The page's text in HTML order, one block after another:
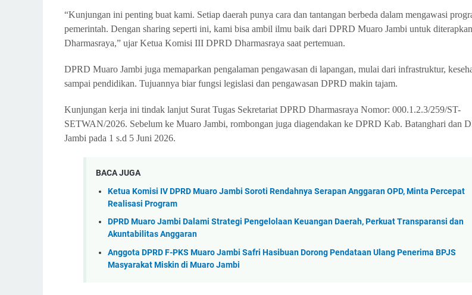
“Kunjungan ini penting buat kami. Setiap daerah punya cara dan tantangan berbeda dalam mengawasi
pemerintah. Dengan sharing seperti ini, kami bisa ambil ilmu baik dari DPRD Muaro Jambi untuk
Dharmasraya,” ujar Ketua Komisi III DPRD Dharmasraya saat pertemuan.
DPRD Muaro Jambi juga memaparkan pengalaman pengawasan di lapangan, mulai dari infrastruktur,
sampai pendidikan. Tujuannya biar fungsi legislasi dan pengawasan DPRD makin tajam.
Kunjungan kerja ini tindak lanjut Surat Tugas Sekretariat DPRD Dharmasraya Nomor: 000.1.2.3/259/ST-
SETWAN/2026. Sebelum ke Muaro Jambi, rombongan juga diagendakan ke DPRD Kab. Batanghari dan
Jambi pada 1 s.d 5 Juni 2026.
BACA JUGA
Ketua Komisi IV DPRD Muaro Jambi Soroti Rendahnya Serapan Anggaran OPD, Minta Percepat
Realisasi Program
DPRD Muaro Jambi Dalami Strategi Pengelolaan Keuangan Daerah, Perkuat Transparansi dan
Akuntabilitas Anggaran
Anggota DPRD F-PKS Muaro Jambi Safri Hasibuan Dorong Pendataan Ulang Penerima BPJS
Masyarakat Miskin di Muaro Jambi